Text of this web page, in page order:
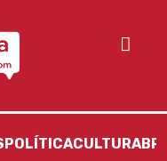
POLÍTICACULTURA